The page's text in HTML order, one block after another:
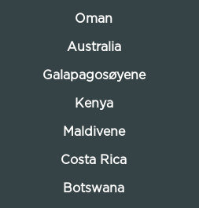
Oman
Australia
Galapagosøyene
Kenya
Maldivene
Costa Rica
Botswana